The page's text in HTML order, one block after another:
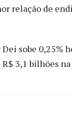
relação de
sobe 0,25%
3,1 bilhões na